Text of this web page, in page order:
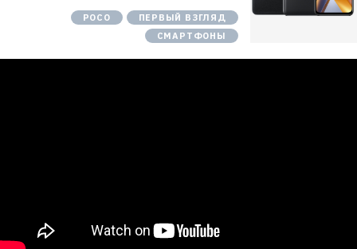
POCO
ПЕРВЫЙ ВЗГЛЯД
СМАРТФОНЫ